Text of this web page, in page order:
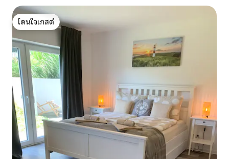
โดนใจเกสต์
โดนใจเกสต์